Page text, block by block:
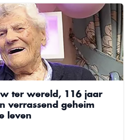
ter wereld, 116 jaar
verrassend geheim
leven